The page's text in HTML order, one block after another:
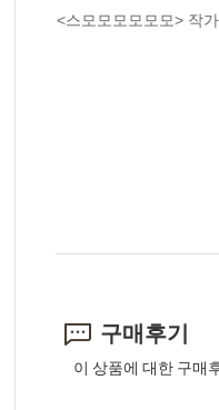
<스모모모모모모> 작
구매후기
이 상품에 대한 구매